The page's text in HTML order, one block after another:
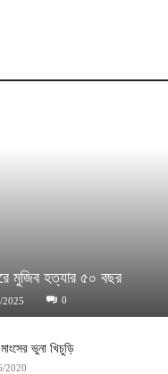
মুজিব হত্যার ৫০ বছর
2025 0
ভুনা খিচুড়ি
2020